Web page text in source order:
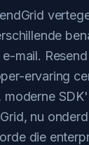
mail.
ervaring
moderne
nu
die